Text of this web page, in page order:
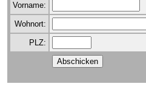
Vorname:
Wohnort:
PLZ: